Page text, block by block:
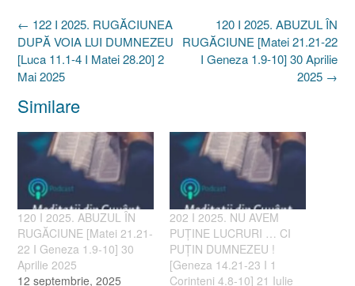
Post
navigation
120 I 2025. ABUZUL ÎN
RUGĂCIUNE [Matei 21.21-22
I Geneza 1.9-10] 30 Aprilie
2025 →
← 122 I 2025. RUGĂCIUNEA
DUPĂ VOIA LUI DUMNEZEU
[Luca 11.1-4 I Matei 28.20] 2
Mai 2025
Similare
120 I 2025. ABUZUL ÎN
RUGĂCIUNE [Matei 21.21-
22 I Geneza 1.9-10] 30
Aprilie 2025
12 septembrie, 2025
202 I 2025. NU AVEM
PUȚINE LUCRURI … CI
PUȚIN DUMNEZEU !
[Geneza 14.21-23 I 1
Corinteni 4.8-10] 21 Iulie